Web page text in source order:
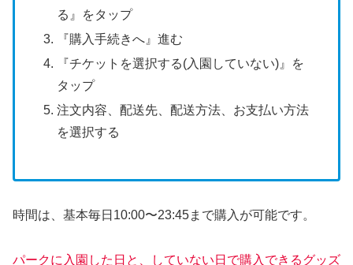
る』をタップ
『購入手続きへ』進む
『チケットを選択する(入園していない)』を
タップ
注文内容、配送先、配送方法、お支払い方法
を選択する
時間は、基本毎日10:00〜23:45まで購入が可能です。
パークに入園した日と、していない日で購入できるグッズ